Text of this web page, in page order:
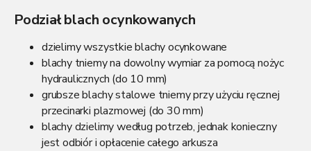
Podział blach ocynkowanych
dzielimy wszystkie blachy ocynkowane
blachy tniemy na dowolny wymiar za pomocą nożyc
hydraulicznych (do 10 mm)
grubsze blachy stalowe tniemy przy użyciu ręcznej
przecinarki plazmowej (do 30 mm)
blachy dzielimy według potrzeb, jednak konieczny
jest odbiór i opłacenie całego arkusza